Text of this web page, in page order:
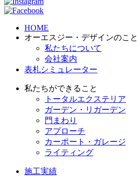
HOME
オーエスジー・デザインのこと
私たちについて
会社案内
表札シミュレーター
私たちができること
トータルエクステリア
ガーデン・リガーデン
門まわり
アプローチ
カーポート・ガレージ
ライティング
施工実績